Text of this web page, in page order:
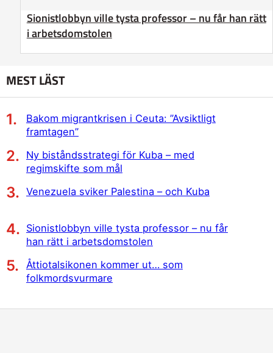
Sionistlobbyn ville tysta professor – nu får han rätt
i arbetsdomstolen
MEST LÄST
Bakom migrantkrisen i Ceuta: ”Avsiktligt
framtagen”
Ny biståndsstrategi för Kuba – med
regimskifte som mål
Venezuela sviker Palestina – och Kuba
Sionistlobbyn ville tysta professor – nu får
han rätt i arbetsdomstolen
Åttiotalsikonen kommer ut… som
folkmordsvurmare